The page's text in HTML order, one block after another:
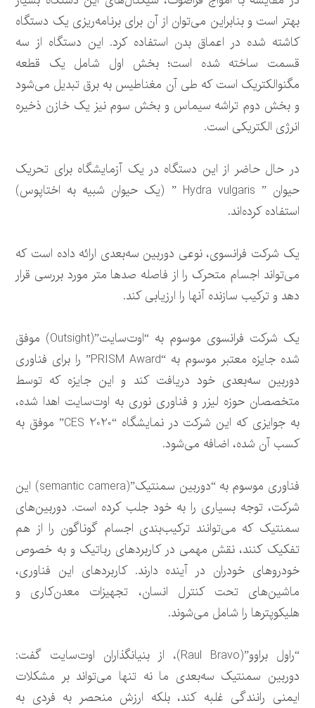
بهتر است و بنابراین می‌توان از آن برای برنامه‌ریزی یک دستگاه
کاشته شده در اعماق بدن استفاده کرد. این دستگاه از سه
قسمت ساخته شده است؛ بخش اول شامل یک قطعه
مگنوالکتریک است که طی آن مغناطیس به برق تبدیل می‌شود
و بخش دوم تراشه سیماس و بخش سوم نیز یک خازن ذخیره
انرژی الکتریکی است.
در حال حاضر از این دستگاه در یک آزمایشگاه برای تحریک
حیوان ” Hydra vulgaris ” (یک حیوان شبیه به اختاپوس)
استفاده کرده‌اند.
یک شرکت فرانسوی، نوعی دوربین سه‌بعدی ارائه داده است که
می‌تواند اجسام متحرک را از فاصله صدها متر مورد بررسی قرار
دهد و ترکیب‌ سازنده آنها را ارزیابی کند.
یک شرکت فرانسوی موسوم به “اوت‌سایت”(Outsight) موفق
شده جایزه معتبر موسوم به “PRISM Award” را برای فناوری
دوربین سه‌بعدی خود دریافت کند و این جایزه که توسط
متخصصان حوزه لیزر و فناوری نوری به اوت‌سایت اهدا شده،
به جوایزی که این شرکت در نمایشگاه “CES 2020” موفق به
کسب آن شده، اضافه می‌شود.
فناوری موسوم به “دوربین سمنتیک”(semantic camera) این
شرکت، توجه بسیاری را به خود جلب کرده است. دوربین‌های
سمنتیک که می‌توانند ترکیب‌بندی اجسام گوناگون را از هم
تفکیک کنند، نقش مهمی در کاربردهای رباتیک و به خصوص
خودروهای خودران در آینده دارند. کاربردهای این فناوری،
ماشین‌های تحت کنترل انسان، تجهیزات معدن‌کاری و
هلیکوپترها را شامل می‌شوند.
“راول براوو”(Raul Bravo)، از بنیانگذاران اوت‌سایت گفت:
دوربین سمنتیک سه‌بعدی ما نه تنها می‌تواند بر مشکلات
ایمنی رانندگی غلبه کند، بلکه ارزش منحصر به فردی به